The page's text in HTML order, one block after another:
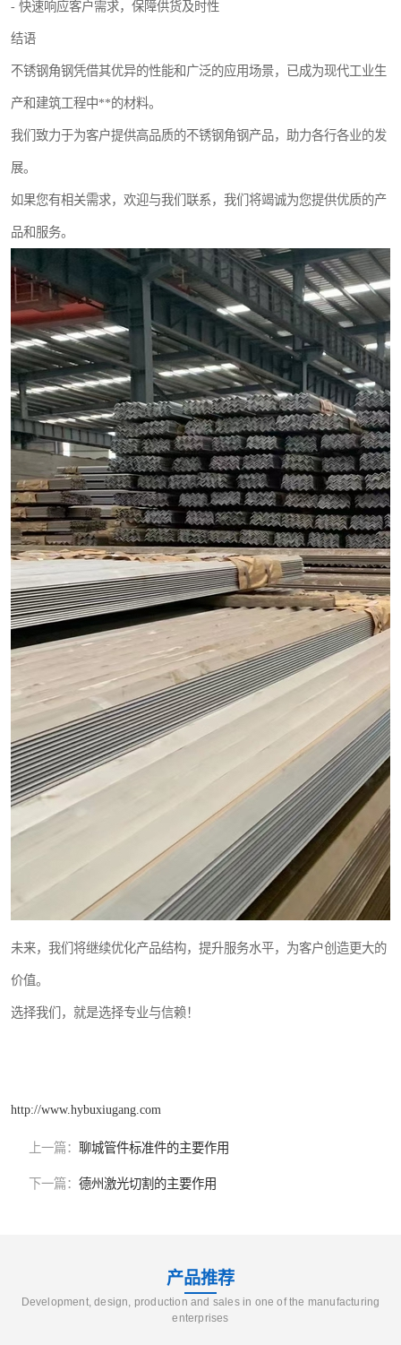
- 快速响应客户需求，保障供货及时性
结语
不锈钢角钢凭借其优异的性能和广泛的应用场景，已成为现代工业生
产和建筑工程中**的材料。
我们致力于为客户提供高品质的不锈钢角钢产品，助力各行各业的发
展。
如果您有相关需求，欢迎与我们联系，我们将竭诚为您提供优质的产
品和服务。
未来，我们将继续优化产品结构，提升服务水平，为客户创造更大的
价值。
选择我们，就是选择专业与信赖！
http://www.hybuxiugang.com
上一篇： 聊城管件标准件的主要作用
下一篇： 德州激光切割的主要作用
产品推荐
Development, design, production and sales in one of the manufacturing
enterprises